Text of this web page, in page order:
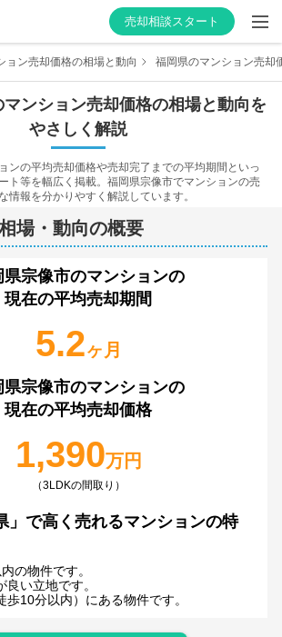
売却相談スタート
ョン売却価格の相場と動向 福岡県のマンション売却
マンション売却価格の相場と動向を
やさしく解説
ンの平均売却価格や売却完了までの平均期間といっ
ト等を幅広く掲載。 福岡県宗像市でマンションの売
情報を分かりやすく解説しています。
場・動向の概要
県宗像市のマンションの
現在の平均売却期間
5.2ヶ月
県宗像市のマンションの
現在の平均売却価格
1,390万円
（3LDKの間取り）
」で高く売れるマンションの特
の物件です。
い立地です。
歩10分以内）にある物件です。